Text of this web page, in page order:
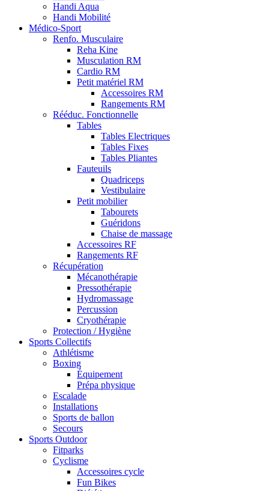
Handi Aqua
Handi Mobilité
Médico-Sport
Renfo. Musculaire
Reha Kine
Musculation RM
Cardio RM
Petit matériel RM
Accessoires RM
Rangements RM
Rééduc. Fonctionnelle
Tables
Tables Electriques
Tables Fixes
Tables Pliantes
Fauteuils
Quadriceps
Vestibulaire
Petit mobilier
Tabourets
Guéridons
Chaise de massage
Accessoires RF
Rangements RF
Récupération
Mécanothérapie
Pressothérapie
Hydromassage
Percussion
Cryothérapie
Protection / Hygiène
Sports Collectifs
Athlétisme
Boxing
Équipement
Prépa physique
Escalade
Installations
Sports de ballon
Secours
Sports Outdoor
Fitparks
Cyclisme
Accessoires cycle
Fun Bikes